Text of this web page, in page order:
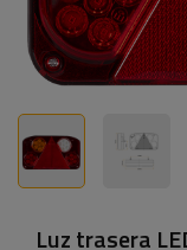
Luz trasera